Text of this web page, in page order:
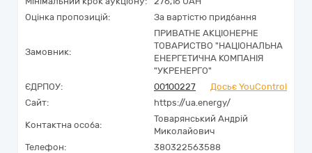
Оцінка пропозицій:
За вартістю придбання
Замовник:
ПРИВАТНЕ АКЦІОНЕРНЕ
ТОВАРИСТВО "НАЦІОНАЛЬНА
ЕНЕРГЕТИЧНА КОМПАНІЯ
"УКРЕНЕРГО"
ЄДРПОУ:
00100227
Досьє YouControl
Сайт:
https://ua.energy/
Контактна особа:
Товарянський Андрій
Миколайович
Телефон:
380322563588